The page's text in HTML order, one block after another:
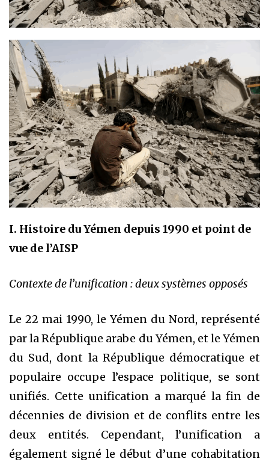
I. Histoire du Yémen depuis 1990 et point de
vue de l’AISP
Contexte de l’unification : deux systèmes opposés
Le 22 mai 1990, le Yémen du Nord, représenté
par la République arabe du Yémen, et le Yémen
du Sud, dont la République démocratique et
populaire occupe l’espace politique, se sont
unifiés. Cette unification a marqué la fin de
décennies de division et de conflits entre les
deux entités. Cependant, l’unification a
également signé le début d’une cohabitation